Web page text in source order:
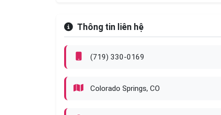
Thông tin liên hệ
(719) 330-0169
Colorado Springs, CO